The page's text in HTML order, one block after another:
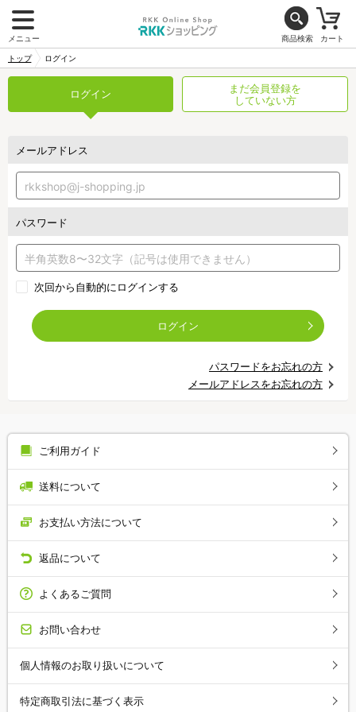
メニュー 商品検索 カート
トップ ログイン
ログイン
まだ会員登録を
していない方
メールアドレス
パスワード
次回から自動的にログインする
ログイン
パスワードをお忘れの方
メールアドレスをお忘れの方
ご利用ガイド
送料について
お支払い方法について
返品について
よくあるご質問
お問い合わせ
個人情報のお取り扱いについて
特定商取引法に基づく表示